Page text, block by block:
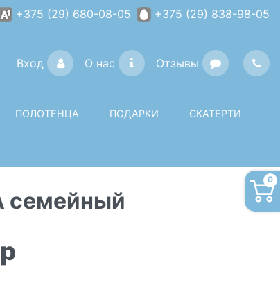
+375 (29) 680-08-05 +375 (29) 838-98-05
Вход О нас Отзывы
0
ПОЛОТЕНЦА ПОДАРКИ СКАТЕРТИ
семейный
p